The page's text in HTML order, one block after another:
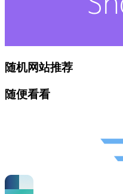
随机网站推荐
随便看看